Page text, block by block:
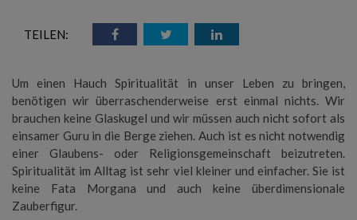
TEILEN:
Um einen Hauch Spiritualität in unser Leben zu bringen,
benötigen wir überraschenderweise erst einmal nichts. Wir
brauchen keine Glaskugel und wir müssen auch nicht sofort als
einsamer Guru in die Berge ziehen. Auch ist es nicht notwendig
einer Glaubens- oder Religionsgemeinschaft beizutreten.
Spiritualität im Alltag ist sehr viel kleiner und einfacher. Sie ist
keine Fata Morgana und auch keine überdimensionale
Zauberfigur.